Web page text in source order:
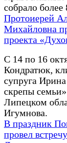
собрало более
Протоиерей
Михайловна
проекта
С 14 по 16
Кондратюк,
супруга
скрепы
Липецком
Игумнова.
В праздник
провел